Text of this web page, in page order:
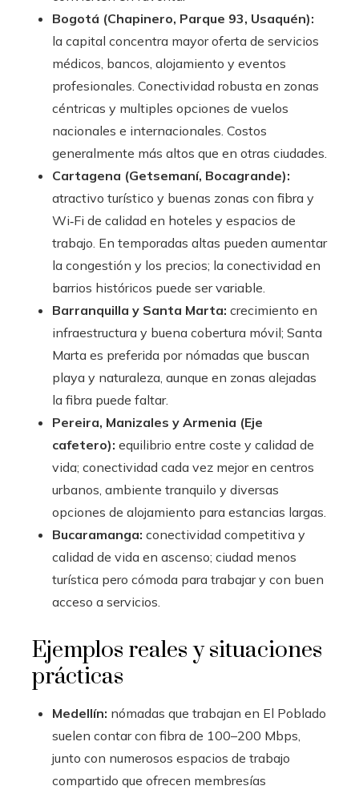
Bogotá (Chapinero, Parque 93, Usaquén):
la capital concentra mayor oferta de servicios
médicos, bancos, alojamiento y eventos
profesionales. Conectividad robusta en zonas
céntricas y multiples opciones de vuelos
nacionales e internacionales. Costos
generalmente más altos que en otras ciudades.
Cartagena (Getsemaní, Bocagrande):
atractivo turístico y buenas zonas con fibra y
Wi‑Fi de calidad en hoteles y espacios de
trabajo. En temporadas altas pueden aumentar
la congestión y los precios; la conectividad en
barrios históricos puede ser variable.
Barranquilla y Santa Marta: crecimiento en
infraestructura y buena cobertura móvil; Santa
Marta es preferida por nómadas que buscan
playa y naturaleza, aunque en zonas alejadas
la fibra puede faltar.
Pereira, Manizales y Armenia (Eje
cafetero): equilibrio entre coste y calidad de
vida; conectividad cada vez mejor en centros
urbanos, ambiente tranquilo y diversas
opciones de alojamiento para estancias largas.
Bucaramanga: conectividad competitiva y
calidad de vida en ascenso; ciudad menos
turística pero cómoda para trabajar y con buen
acceso a servicios.
Ejemplos reales y situaciones
prácticas
Medellín: nómadas que trabajan en El Poblado
suelen contar con fibra de 100–200 Mbps,
junto con numerosos espacios de trabajo
compartido que ofrecen membresías